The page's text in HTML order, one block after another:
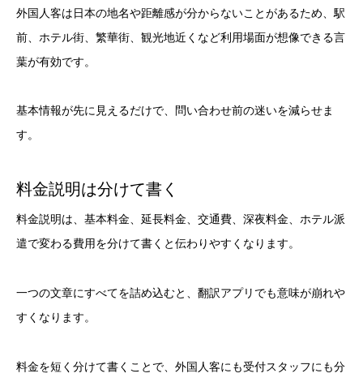
外国人客は日本の地名や距離感が分からないことがあるため、駅
前、ホテル街、繁華街、観光地近くなど利用場面が想像できる言
葉が有効です。
基本情報が先に見えるだけで、問い合わせ前の迷いを減らせま
す。
料金説明は分けて書く
料金説明は、基本料金、延長料金、交通費、深夜料金、ホテル派
遣で変わる費用を分けて書くと伝わりやすくなります。
一つの文章にすべてを詰め込むと、翻訳アプリでも意味が崩れや
すくなります。
料金を短く分けて書くことで、外国人客にも受付スタッフにも分